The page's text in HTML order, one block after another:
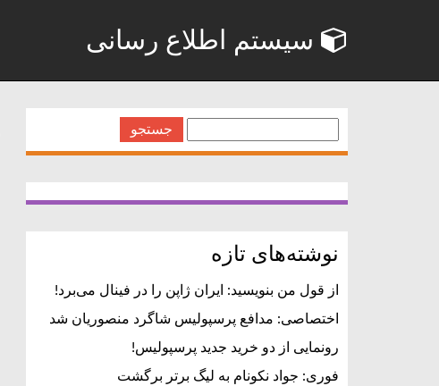
سیستم اطلاع رسانی
نوشته‌های تازه
از قول من بنویسید: ایران ژاپن را در فینال می‌برد!
اختصاصی: مدافع پرسپولیس شاگرد منصوریان شد
رونمایی از دو خرید جدید پرسپولیس!
فوری: جواد نکونام به لیگ برتر برگشت